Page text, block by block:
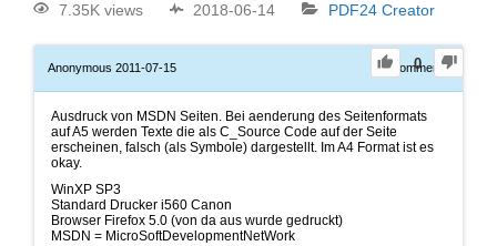
7.35K views 2018-06-14 PDF24 Creator
0
Anonymous 2011-07-15 0Comments
Ausdruck von MSDN Seiten. Bei aenderung des Seitenformats
auf A5 werden Texte die als C_Source Code auf der Seite
erscheinen, falsch (als Symbole) dargestellt. Im A4 Format ist es
okay.
WinXP SP3
Standard Drucker i560 Canon
Browser Firefox 5.0 (von da aus wurde gedruckt)
MSDN = MicroSoftDevelopmentNetWork